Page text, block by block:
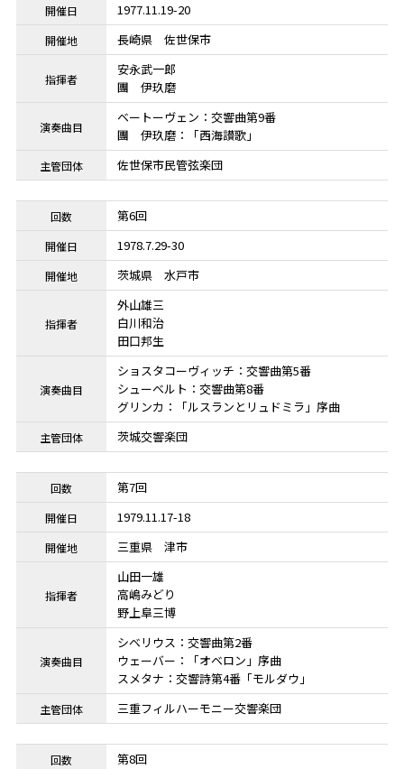
1977.11.19-20
長崎県 佐世保市
安永武一郎
團 伊玖磨
ベートーヴェン：交響曲第9番
團 伊玖磨：「西海讃歌」
佐世保市民管弦楽団
第6回
1978.7.29-30
茨城県 水戸市
外山雄三
白川和治
田口邦生
ショスタコーヴィッチ：交響曲第5番
シューベルト：交響曲第8番
グリンカ：「ルスランとリュドミラ」序曲
茨城交響楽団
第7回
1979.11.17-18
三重県 津市
山田一雄
高嶋みどり
野上阜三博
シベリウス：交響曲第2番
ウェーバー：「オベロン」序曲
スメタナ：交響詩第4番「モルダウ」
三重フィルハーモニー交響楽団
第8回